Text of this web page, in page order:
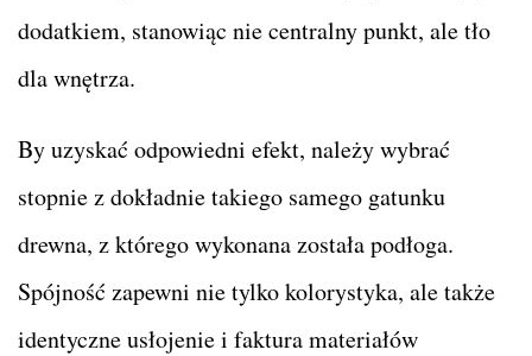
dodatkiem, stanowiąc nie centralny punkt, ale tło
dla wnętrza.
By uzyskać odpowiedni efekt, należy wybrać
stopnie z dokładnie takiego samego gatunku
drewna, z którego wykonana została podłoga.
Spójność zapewni nie tylko kolorystyka, ale także
identyczne usłojenie i faktura materiałów